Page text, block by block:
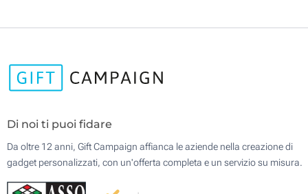
Di noi ti puoi fidare
Da oltre 12 anni, Gift Campaign affianca le aziende nella creazione di
gadget personalizzati, con un'offerta completa e un servizio su misura.